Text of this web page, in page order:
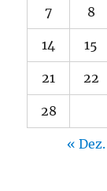
7 8
14 15
21 22
28
« Dez.